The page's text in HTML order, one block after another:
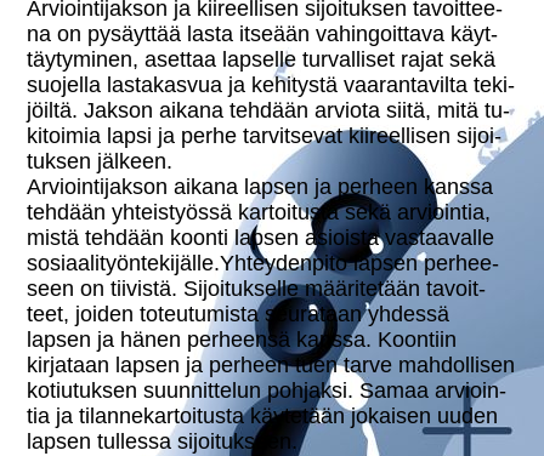
Ar­vioin­ti­jak­son ja kii­reel­li­sen si­joi­tuk­sen ta­voit­tee­
na on pysäyttää lasta itseään va­hin­goit­ta­va käyt­
täy­ty­mi­nen, asettaa lapselle tur­val­li­set rajat sekä
suojella las­ta­kas­vua ja kehitystä vaa­ran­ta­vil­ta te­ki­
jöil­tä. Jakson aikana tehdään arviota siitä, mitä tu­
ki­toi­mia lapsi ja perhe tar­vit­se­vat kii­reel­li­sen si­joi­
tuk­sen jälkeen.
Ar­vioin­ti­jak­son aikana lapsen ja perheen kanssa
tehdään yh­teis­työs­sä kar­toi­tus­ta sekä ar­vioin­tia,
mistä tehdään koonti lapsen asioista vas­taa­val­le
so­si­aa­li­työn­te­ki­jäl­le.Yh­tey­den­pi­to lapsen per­hee­
seen on tiivistä. Si­joi­tuk­sel­le mää­ri­te­tään ta­voit­
teet, joiden to­teu­tu­mis­ta seurataan yhdessä
lapsen ja hänen perheensä kanssa. Koontiin
kirjataan lapsen ja perheen tuen tarve mah­dol­li­sen
ko­tiu­tuk­sen suun­nit­te­lun pohjaksi. Samaa ar­vioin­
tia ja ti­lan­ne­kar­toi­tus­ta käytetään jokaisen uuden
lapsen tullessa si­joi­tuk­seen.